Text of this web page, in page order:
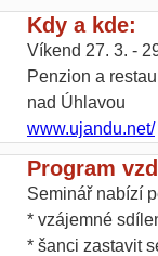
Kdy a kde:
Víkend 27. 3. -
Penzion a
nad Úhlavou
www.ujandu.net/
Program
Seminář nabízí
* vzájemné
* šanci zastavit